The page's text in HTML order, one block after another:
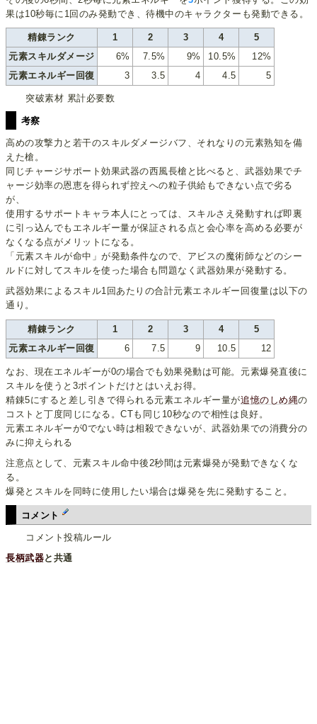
果は10秒毎に1回のみ発動でき、待機中のキャラクターも発動できる。
精錬ランク 1 2 3 4
5
元素スキルダメージ
6% 7.5% 9% 10.5%
12%
元素エネルギー回復
3 3.5 4 4.5 5
突破素材 累計必要数
考察
高めの攻撃力と若干のスキルダメージバフ、それなりの元素熟知を備
えた槍。
同じチャージサポート効果武器の西風長槍と比べると、武器効果でチ
ャージ効率の恩恵を得られず控えへの粒子供給もできない点で劣る
が、
使用するサポートキャラ本人にとっては、スキルさえ発動すれば即裏
に引っ込んでもエネルギー量が保証される点と会心率を高める必要が
なくなる点がメリットになる。
「元素スキルが命中」が発動条件なので、アビスの魔術師などのシー
ルドに対してスキルを使った場合も問題なく武器効果が発動する。
武器効果によるスキル1回あたりの合計元素エネルギー回復量は以下の
通り。
精錬ランク 1 2 3 4
5
元素エネルギー回復
6 7.5 9 10.5 12
なお、現在エネルギーが0の場合でも効果発動は可能。元素爆発直後に
スキルを使うと3ポイントだけとはいえお得。
精錬5にすると差し引きで得られる元素エネルギー量が追憶のしめ縄の
コストと丁度同じになる。CTも同じ10秒なので相性は良好。
元素エネルギーが0でない時は相殺できないが、武器効果での消費分の
みに抑えられる
注意点として、元素スキル命中後2秒間は元素爆発が発動できなくな
る。
爆発とスキルを同時に使用したい場合は爆発を先に発動すること。
コメント
コメント投稿ルール
長柄武器と共通